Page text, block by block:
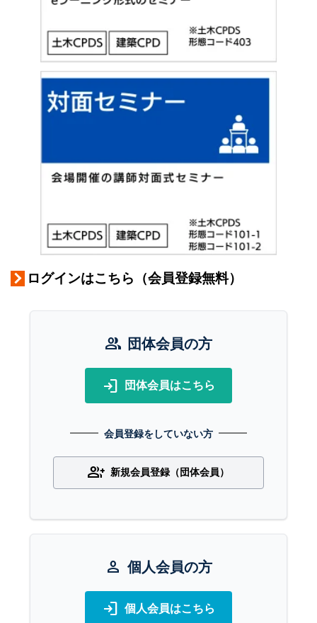
ログインはこちら（会員登録無料）
group 団体会員の方
login 団体会員はこちら
会員登録をしていない方
group_add 新規会員登録（団体会員）
person 個人会員の方
login 個人会員はこちら